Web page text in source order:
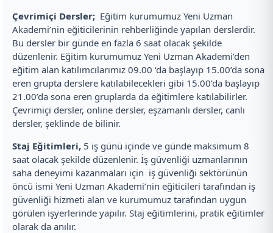
Çevrimiçi Dersler; Eğitim kurumumuz Yeni Uzman
Akademi’nin eğiticilerinin rehberliğinde yapılan derslerdir.
Bu dersler bir günde en fazla 6 saat olacak şekilde
düzenlenir. Eğitim kurumumuz Yeni Uzman Akademi’den
eğitim alan katılımcılarımız 09.00 ‘da başlayıp 15.00’da sona
eren grupta derslere katılabilecekleri gibi 15.00’da başlayıp
21.00’da sona eren gruplarda da eğitimlere katılabilirler.
Çevrimiçi dersler, online dersler, eşzamanlı dersler, canlı
dersler, şeklinde de bilinir.
Staj Eğitimleri, 5 iş günü içinde ve günde maksimum 8
saat olacak şekilde düzenlenir. İş güvenliği uzmanlarının
saha deneyimi kazanmaları için iş güvenliği sektörünün
öncü ismi Yeni Uzman Akademi’nin eğiticileri tarafından iş
güvenliği hizmeti alan ve kurumumuz tarafından uygun
görülen işyerlerinde yapılır. Staj eğitimlerini, pratik eğitimler
olarak da anılır.